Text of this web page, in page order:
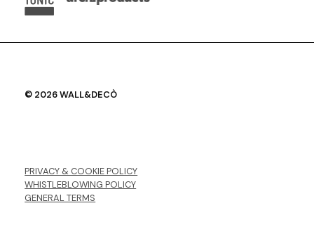
© 2026 WALL&DECÒ
PRIVACY & COOKIE POLICY
WHISTLEBLOWING POLICY
GENERAL TERMS